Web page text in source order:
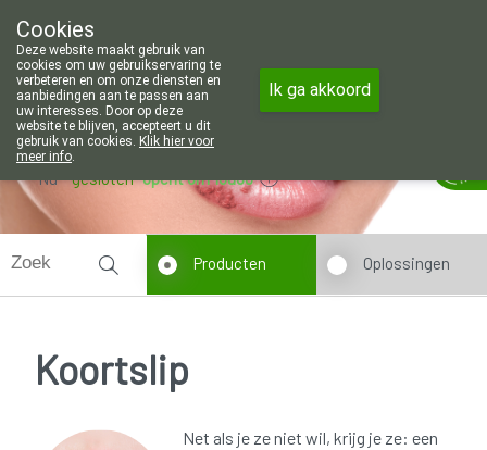
011/606002
Nu gesloten opent om 13u30
Producten Oplossingen
Koortslip
Net als je ze niet wil, krijg je ze: een
Cookies
Deze website maakt gebruik van
cookies om uw gebruikservaring te
verbeteren en om onze diensten en
aanbiedingen aan te passen aan
uw interesses. Door op deze
website te blijven, accepteert u dit
gebruik van cookies. Klik hier voor
meer info.
Ik ga akkoord